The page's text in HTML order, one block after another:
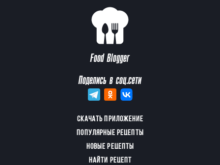
Food Blogger
Поделись в соц.сети
СКАЧАТЬ ПРИЛОЖЕНИЕ
ПОПУЛЯРНЫЕ РЕЦЕПТЫ
НОВЫЕ РЕЦЕПТЫ
НАЙТИ РЕЦЕПТ